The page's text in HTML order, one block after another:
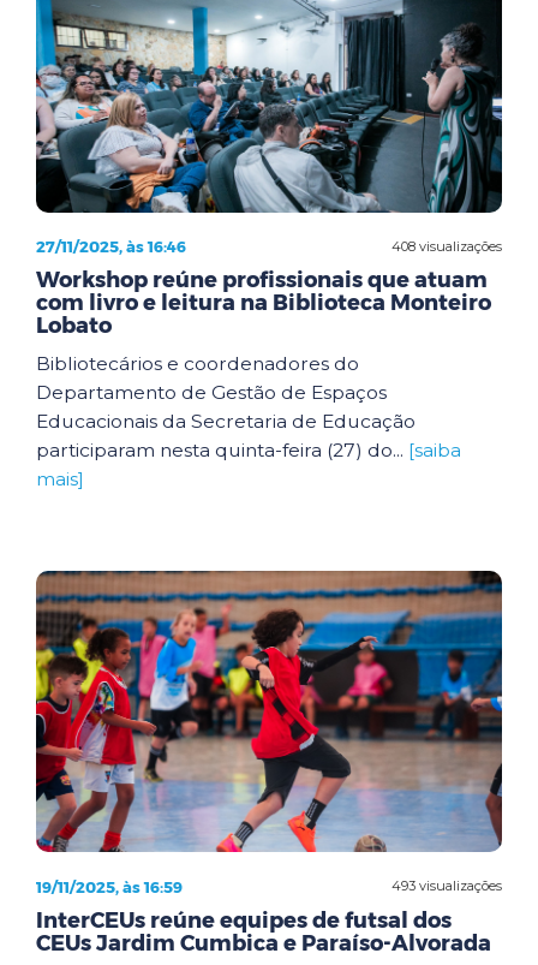
408 visualizações
27/11/2025, às 16:46
Workshop reúne profissionais que atuam
com livro e leitura na Biblioteca Monteiro
Lobato
Bibliotecários e coordenadores do
Departamento de Gestão de Espaços
Educacionais da Secretaria de Educação
participaram nesta quinta-feira (27) do... [saiba
mais]
493 visualizações
19/11/2025, às 16:59
InterCEUs reúne equipes de futsal dos
CEUs Jardim Cumbica e Paraíso-Alvorada